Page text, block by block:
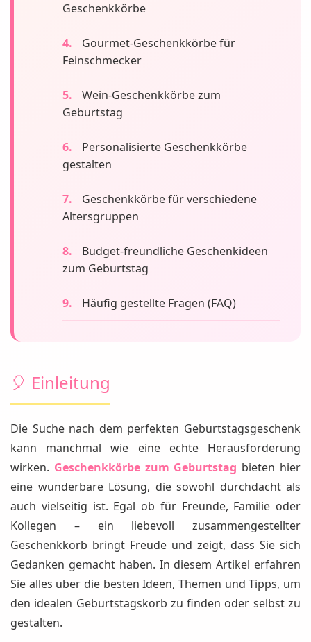
Geschenkkörbe
Gourmet-Geschenkkörbe für
Feinschmecker
Wein-Geschenkkörbe zum
Geburtstag
Personalisierte Geschenkkörbe
gestalten
Geschenkkörbe für verschiedene
Altersgruppen
Budget-freundliche Geschenkideen
zum Geburtstag
Häufig gestellte Fragen (FAQ)
🎈 Einleitung
Die Suche nach dem perfekten Geburtstagsgeschenk
kann manchmal wie eine echte Herausforderung
wirken. Geschenkkörbe zum Geburtstag bieten hier
eine wunderbare Lösung, die sowohl durchdacht als
auch vielseitig ist. Egal ob für Freunde, Familie oder
Kollegen – ein liebevoll zusammengestellter
Geschenkkorb bringt Freude und zeigt, dass Sie sich
Gedanken gemacht haben. In diesem Artikel erfahren
Sie alles über die besten Ideen, Themen und Tipps, um
den idealen Geburtstagskorb zu finden oder selbst zu
gestalten.